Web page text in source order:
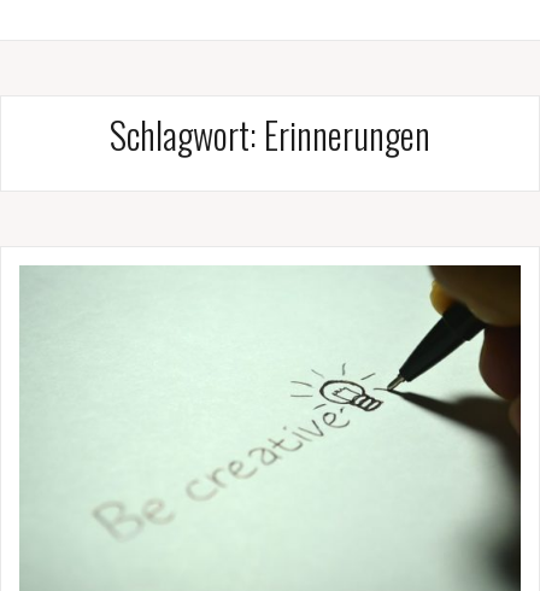
Schlagwort: Erinnerungen